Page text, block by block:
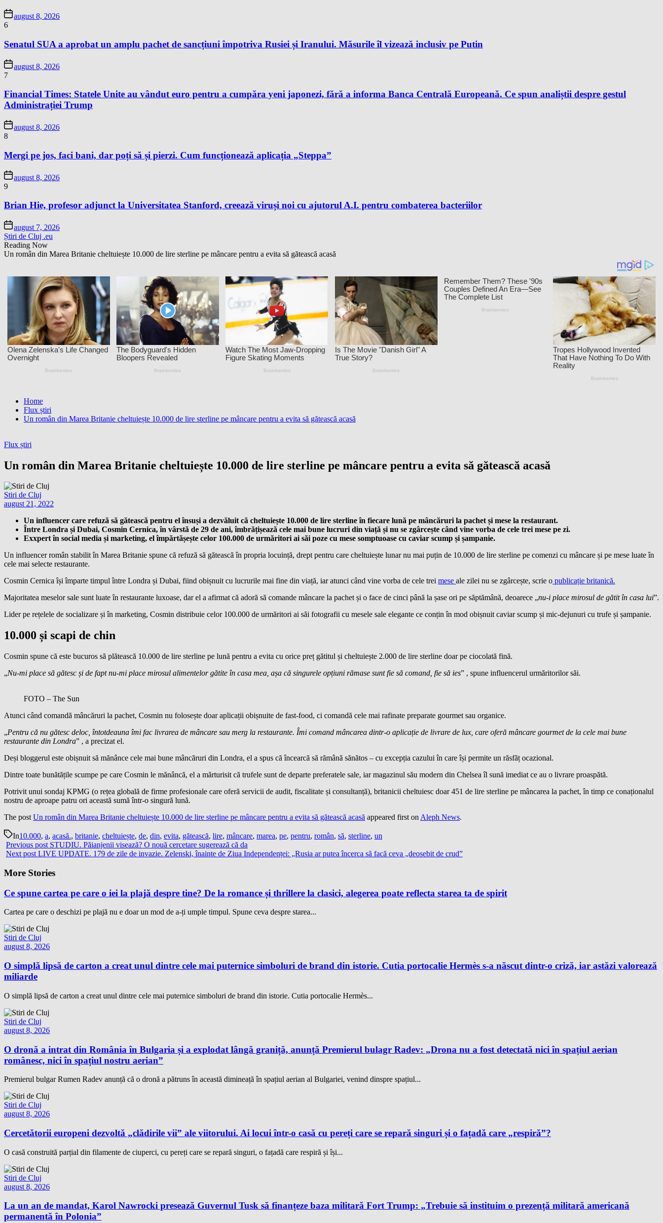
august 8, 2026
6
Senatul SUA a aprobat un amplu pachet de sancțiuni împotriva Rusiei și Iranului. Măsurile îl vizează inclusiv pe Putin
august 8, 2026
7
Financial Times: Statele Unite au vândut euro pentru a cumpăra yeni japonezi, fără a informa Banca Centrală Europeană. Ce spun analiștii despre gestul
Administrației Trump
august 8, 2026
8
Mergi pe jos, faci bani, dar poți să și pierzi. Cum funcționează aplicația „Steppa”
august 8, 2026
9
Brian Hie, profesor adjunct la Universitatea Stanford, creează viruși noi cu ajutorul A.I. pentru combaterea bacteriilor
august 7, 2026
Știri de Cluj .eu
Reading Now
Un român din Marea Britanie cheltuiește 10.000 de lire sterline pe mâncare pentru a evita să gătească acasă
Home
Flux știri
Un român din Marea Britanie cheltuiește 10.000 de lire sterline pe mâncare pentru a evita să gătească acasă
Flux știri
Un român din Marea Britanie cheltuiește 10.000 de lire sterline pe mâncare pentru a evita să gătească acasă
Stiri de Cluj
august 21, 2022
Un influencer care refuză să gătească pentru el însuși a dezvăluit că cheltuiește 10.000 de lire sterline în fiecare lună pe mâncăruri la pachet și mese la restaurant.
Între Londra și Dubai, Cosmin Cernica, în vârstă de 29 de ani, îmbrățișează cele mai bune lucruri din viață și nu se zgârcește când vine vorba de cele trei mese pe zi.
Exxpert în social media și marketing, el împărtășește celor 100.000 de urmăritori ai săi poze cu mese somptuoase cu caviar scump și șampanie.
Un influencer român stabilit în Marea Britanie spune că refuză să gătească în propria locuință, drept pentru care cheltuiește lunar nu mai puțin de 10.000 de lire sterline pe comenzi cu mâncare și pe mese luate în
cele mai selecte restaurante.
Cosmin Cernica își împarte timpul între Londra și Dubai, fiind obișnuit cu lucrurile mai fine din viață, iar atunci când vine vorba de cele trei mese ale zilei nu se zgârcește, scrie o publicație britanică.
Majoritatea meselor sale sunt luate în restaurante luxoase, dar el a afirmat că adoră să comande mâncare la pachet și o face de cinci până la șase ori pe săptămână, deoarece „nu-i place mirosul de gătit în casa lui”.
Lider pe rețelele de socializare și în marketing, Cosmin distribuie celor 100.000 de urmăritori ai săi fotografii cu mesele sale elegante ce conțin în mod obișnuit caviar scump și mic-dejunuri cu trufe și șampanie.
10.000 și scapi de chin
Cosmin spune că este bucuros să plătească 10.000 de lire sterline pe lună pentru a evita cu orice preț gătitul și cheltuiește 2.000 de lire sterline doar pe ciocolată fină.
„Nu-mi place să gătesc și de fapt nu-mi place mirosul alimentelor gătite în casa mea, așa că singurele opțiuni rămase sunt fie să comand, fie să ies” , spune influencerul urmăritorilor săi.
FOTO – The Sun
Atunci când comandă mâncăruri la pachet, Cosmin nu folosește doar aplicații obișnuite de fast-food, ci comandă cele mai rafinate preparate gourmet sau organice.
„Pentru că nu gătesc deloc, întotdeauna îmi fac livrarea de mâncare sau merg la restaurante. Îmi comand mâncarea dintr-o aplicație de livrare de lux, care oferă mâncare gourmet de la cele mai bune
restaurante din Londra” , a precizat el.
Deși bloggerul este obișnuit să mănânce cele mai bune mâncăruri din Londra, el a spus că încearcă să rămână sănătos – cu excepția cazului în care își permite un răsfăț ocazional.
Dintre toate bunătățile scumpe pe care Cosmin le mănâncă, el a mărturisit că trufele sunt de departe preferatele sale, iar magazinul său modern din Chelsea îl sună imediat ce au o livrare proaspătă.
Potrivit unui sondaj KPMG (o rețea globală de firme profesionale care oferă servicii de audit, fiscalitate și consultanță), britanicii cheltuiesc doar 451 de lire sterline pe mâncarea la pachet, în timp ce conaționalul
nostru de aproape patru ori această sumă într-o singură lună.
The post Un român din Marea Britanie cheltuiește 10.000 de lire sterline pe mâncare pentru a evita să gătească acasă appeared first on Aleph News.
In10.000, a, acasă., britanie, cheltuiește, de, din, evita, gătească, lire, mâncare, marea, pe, pentru, român, să, sterline, un
Previous post STUDIU. Păianjenii visează? O nouă cercetare sugerează că da
Next post LIVE UPDATE. 179 de zile de invazie. Zelenski, înainte de Ziua Independenței: „Rusia ar putea încerca să facă ceva „deosebit de crud”
More Stories
Ce spune cartea pe care o iei la plajă despre tine? De la romance și thrillere la clasici, alegerea poate reflecta starea ta de spirit
Cartea pe care o deschizi pe plajă nu e doar un mod de a-ți umple timpul. Spune ceva despre starea...
Stiri de Cluj
august 8, 2026
O simplă lipsă de carton a creat unul dintre cele mai puternice simboluri de brand din istorie. Cutia portocalie Hermès s-a născut dintr-o criză, iar astăzi valorează
miliarde
O simplă lipsă de carton a creat unul dintre cele mai puternice simboluri de brand din istorie. Cutia portocalie Hermès...
Stiri de Cluj
august 8, 2026
O dronă a intrat din România în Bulgaria și a explodat lângă graniță, anunță Premierul bulagr Radev: „Drona nu a fost detectată nici în spațiul aerian
românesc, nici în spațiul nostru aerian”
Premierul bulgar Rumen Radev anunță că o dronă a pătruns în această dimineață în spațiul aerian al Bulgariei, venind dinspre spațiul...
Stiri de Cluj
august 8, 2026
Cercetătorii europeni dezvoltă „clădirile vii” ale viitorului. Ai locui într-o casă cu pereți care se repară singuri și o fațadă care „respiră”?
O casă construită parțial din filamente de ciuperci, cu pereți care se repară singuri, o fațadă care respiră și își...
Stiri de Cluj
august 8, 2026
La un an de mandat, Karol Nawrocki presează Guvernul Tusk să finanțeze baza militară Fort Trump: „Trebuie să instituim o prezență militară americană
permanentă în Polonia”